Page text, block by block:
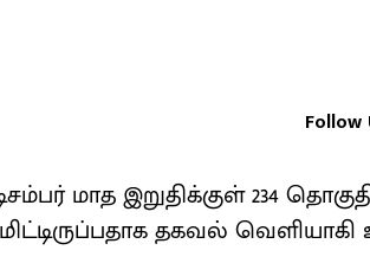
Follow
மாத இறுதிக்குள் 234
தகவல் வெளியாகி